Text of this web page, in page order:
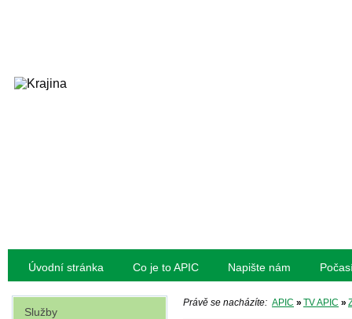
Úvodní stránka Co je to APIC Napište nám
Právě se nacházíte: APIC » TV APIC »
Služby